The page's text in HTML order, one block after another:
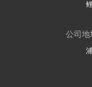
公司地